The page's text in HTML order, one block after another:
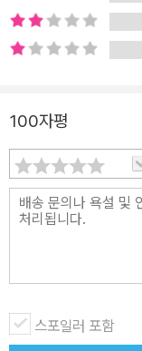
100자평
스포일러 포함